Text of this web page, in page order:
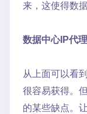
来，这使得数
数据中心IP代
从上面可以看
很容易获得。
的某些缺点。